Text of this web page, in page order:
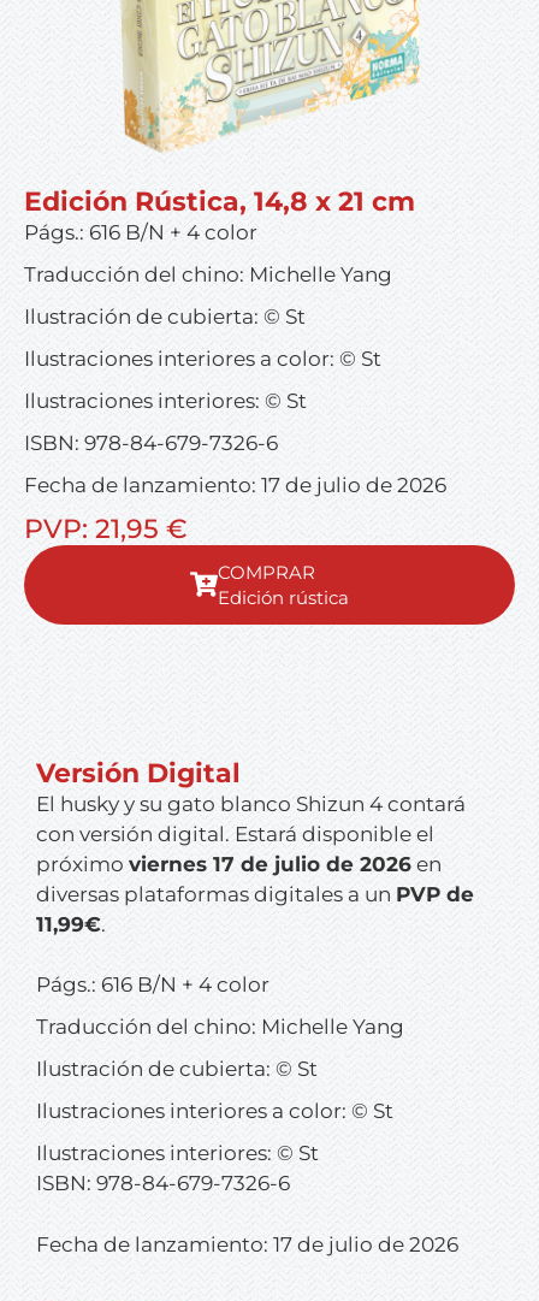
Edición Rústica, 14,8 x 21 cm
Págs.: 616 B/N + 4 color
Traducción del chino: Michelle Yang
Ilustración de cubierta: © St
Ilustraciones interiores a color: © St
Ilustraciones interiores: © St
ISBN: 978-84-679-7326-6
Fecha de lanzamiento: 17 de julio de 2026
PVP: 21,95 €
Edición rústica
Versión Digital
El husky y su gato blanco Shizun 4 contará
con versión digital. Estará disponible el
próximo viernes 17 de julio de 2026 en
diversas plataformas digitales a un PVP de
11,99€.
Págs.: 616 B/N + 4 color
Traducción del chino: Michelle Yang
Ilustración de cubierta: © St
Ilustraciones interiores a color: © St
Ilustraciones interiores: © St
ISBN: 978-84-679-7326-6
Fecha de lanzamiento: 17 de julio de 2026